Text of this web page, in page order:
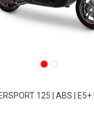
125 | ABS | E5+ |